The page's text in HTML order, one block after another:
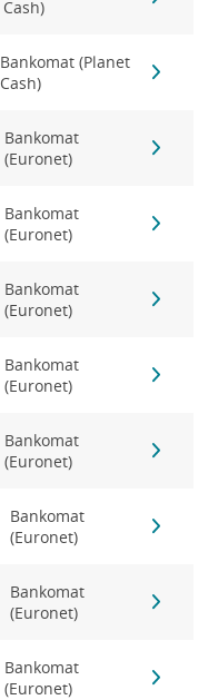
Cash)
Bankomat (Planet
Cash)
Bankomat
(Euronet)
Bankomat
(Euronet)
Bankomat
(Euronet)
Bankomat
(Euronet)
Bankomat
(Euronet)
Bankomat
(Euronet)
Bankomat
(Euronet)
Bankomat
(Euronet)